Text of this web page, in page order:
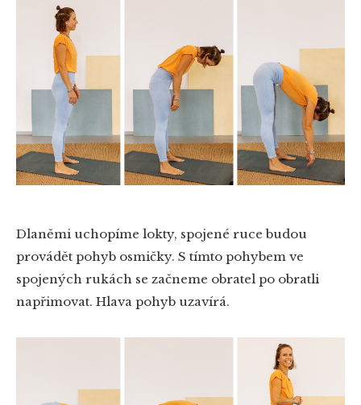
Dlaněmi uchopíme lokty, spojené ruce budou
provádět pohyb osmičky. S tímto pohybem ve
spojených rukách se začneme obratel po obratli
napřimovat. Hlava pohyb uzavírá.